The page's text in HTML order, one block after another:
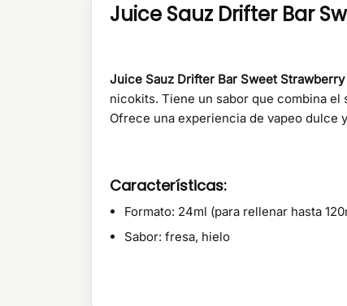
Juice Sauz Drifter Bar
Juice Sauz Drifter Bar Sweet
nicokits. Tiene un sabor que combina el
Ofrece una experiencia de vapeo dulce
Características:
Formato: 24ml (para rellenar hasta
Sabor: fresa, hielo